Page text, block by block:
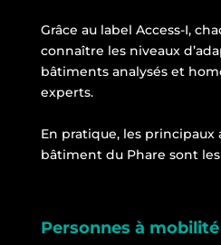
Grâce au label Access-I,
connaître les niveaux
bâtiments analysés et
experts.
En pratique, les
bâtiment du Phare sont
Personnes à